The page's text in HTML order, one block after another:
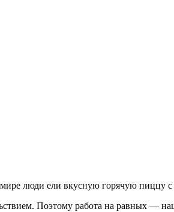
люди ели вкусную горячую пиццу с
Поэтому работа на равных —